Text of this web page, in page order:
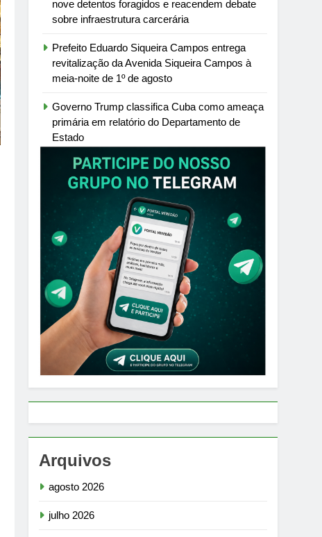
nove detentos foragidos e reacendem debate
sobre infraestrutura carcerária
Prefeito Eduardo Siqueira Campos entrega
revitalização da Avenida Siqueira Campos à
meia-noite de 1º de agosto
Governo Trump classifica Cuba como ameaça
primária em relatório do Departamento de
Estado
Arquivos
agosto 2026
julho 2026